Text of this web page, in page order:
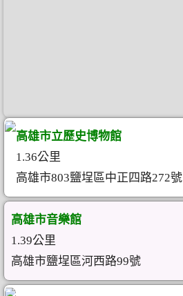
高雄市立歷史博物館
1.36公里
高雄市803鹽埕區中正四路272號
高雄市音樂館
1.39公里
高雄市鹽埕區河西路99號